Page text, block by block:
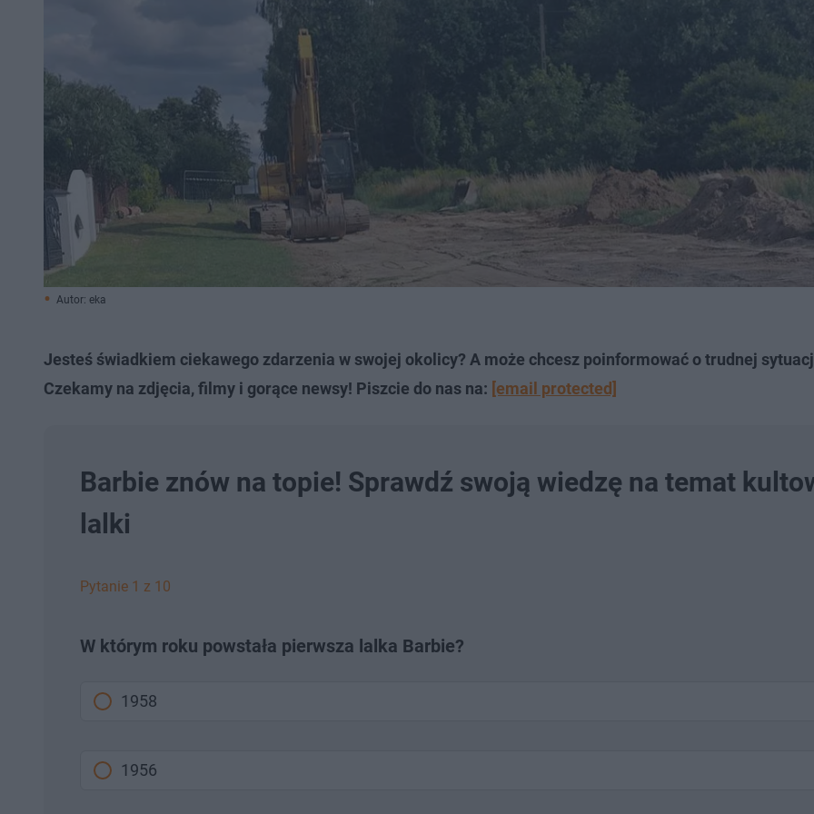
Autor: eka
Jesteś świadkiem ciekawego zdarzenia w swojej okolicy? A może chcesz poinformować o trudnej
Czekamy na zdjęcia, filmy i gorące newsy! Piszcie do nas na: [email protected]
Barbie znów na topie! Sprawdź swoją wiedzę na temat
lalki
Pytanie 1 z 10
W którym roku powstała pierwsza lalka Barbie?
1958
1956